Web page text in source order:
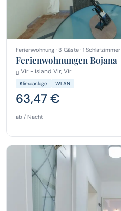
Ferienwohnung · 3 Gäste · 1 Schlafzimmer
Ferienwohnungen Bojana
Vir - island Vir, Vir
Klimaanlage WLAN
63,47 €
ab / Nacht